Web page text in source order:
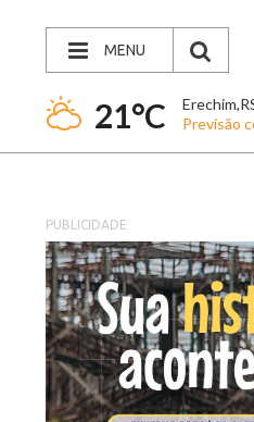
MENU
21°C
Previsão
PUBLICIDADE